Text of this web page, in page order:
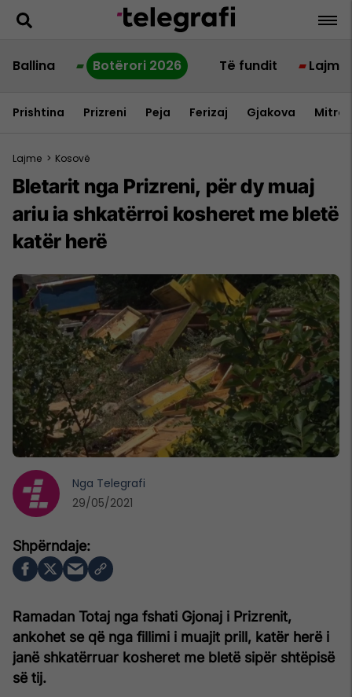
Ballina Botërori 2026 Të fundit Lajme
Prishtina Prizreni Peja Ferizaj Gjakova
Lajme > Kosovë
Bletarit nga Prizreni, për dy muaj
ariu ia shkatërroi kosheret me bletë
katër herë
Ramadan Totaj nga fshati Gjonaj i Prizrenit,
ankohet se që nga fillimi i muajit prill, katër herë i
janë shkatërruar kosheret me bletë sipër shtëpisë
së tij.
Nga Telegrafi
29/05/2021